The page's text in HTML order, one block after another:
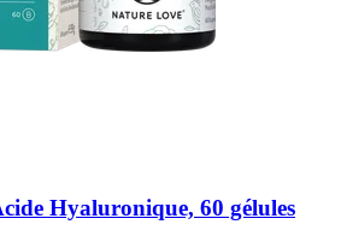
Hyaluronique, 60 gélules